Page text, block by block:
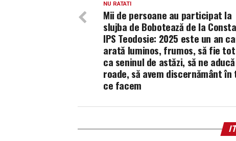
NU RATATI
Mii de persoane au participat la
slujba de Bobotează de la
IPS Teodosie: 2025 este un an
arată luminos, frumos, să fie
ca seninul de astăzi, să ne aducă
roade, să avem discernământ
ce facem